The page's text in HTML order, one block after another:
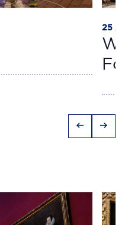
25
arrow_left_alt arrow_right_alt